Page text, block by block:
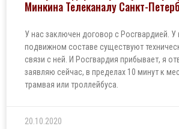
Минкина Телеканалу Санкт-
У нас заключен договор с Росгвардией. У
подвижном составе существуют
связи с ней. И Росгвардия прибывает, я
заявляю сейчас, в пределах 10 минут к
трамвая или троллейбуса.
20.10.2020